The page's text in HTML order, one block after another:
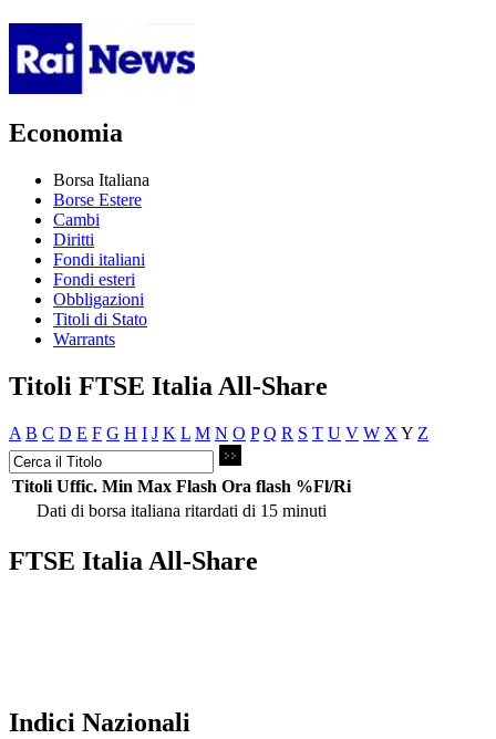
Economia
Borsa Italiana
Borse Estere
Cambi
Diritti
Fondi italiani
Fondi esteri
Obbligazioni
Titoli di Stato
Warrants
Titoli FTSE Italia All-Share
A B C D E F G H I J K L M N O P Q R S T U V W X Y Z
Titoli Uffic. Min Max Flash Ora flash %Fl/Ri
Dati di borsa italiana ritardati di 15 minuti
FTSE Italia All-Share
Indici Nazionali